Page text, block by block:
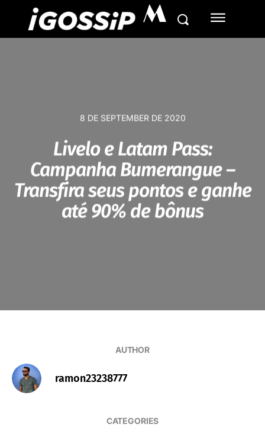
M
8 DE SEPTEMBER DE 2020
Livelo e Latam Pass:
Campanha Bumerangue –
Transfira seus pontos e ganhe
até 90% de bônus
AUTHOR
ramon23238777
CATEGORIES